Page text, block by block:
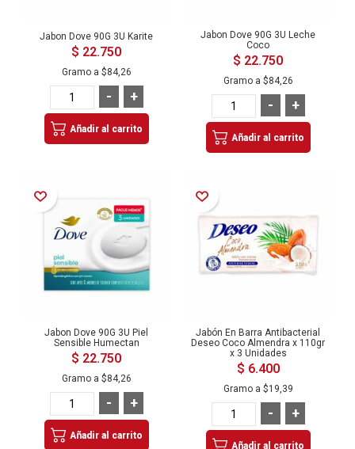
Jabon Dove 90G 3U Karite
$ 22.750
Gramo a $84,26
+
-
Añadir al carrito
Jabon Dove 90G 3U Leche
Coco
$ 22.750
Gramo a $84,26
+
-
Añadir al carrito
Añadir a la Lista de Deseos
Jabon Dove 90G 3U Piel
Sensible Humectan
$ 22.750
Gramo a $84,26
+
-
Añadir al carrito
Añadir a la Lista de Deseos
Jabón En Barra Antibacterial
Deseo Coco Almendra x 110gr
x 3 Unidades
$ 6.400
Gramo a $19,39
+
-
Añadir al carrito